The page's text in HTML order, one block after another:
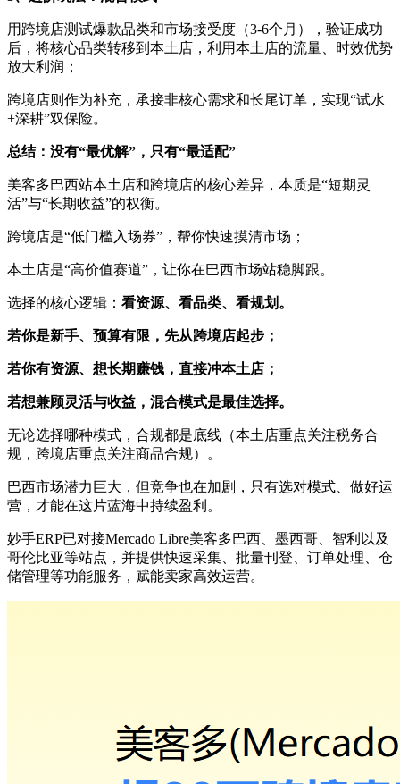
用跨境店测试爆款品类和市场接受度（3-6个月），验证成功
后，将核心品类转移到本土店，利用本土店的流量、时效优势
放大利润；
跨境店则作为补充，承接非核心需求和长尾订单，实现“试水
+深耕”双保险。
总结：没有“最优解”，只有“最适配”
美客多巴西站本土店和跨境店的核心差异，本质是“短期灵
活”与“长期收益”的权衡。
跨境店是“低门槛入场券”，帮你快速摸清市场；
本土店是“高价值赛道”，让你在巴西市场站稳脚跟。
选择的核心逻辑： 看资源、看品类、看规划。
若你是新手、预算有限，先从跨境店起步；
若你有资源、想长期赚钱，直接冲本土店；
若想兼顾灵活与收益，混合模式是最佳选择。
无论选择哪种模式，合规都是底线（本土店重点关注税务合
规，跨境店重点关注商品合规）。
巴西市场潜力巨大，但竞争也在加剧，只有选对模式、做好运
营，才能在这片蓝海中持续盈利。
妙手ERP已对接Mercado Libre美客多巴西、墨西哥、智利以及
哥伦比亚等站点，并提供快速采集、批量刊登、订单处理、仓
储管理等功能服务，赋能卖家高效运营。